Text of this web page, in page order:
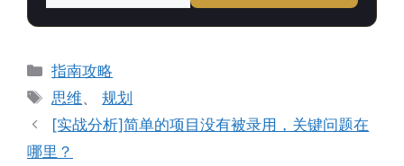
分
类
指南攻略
标
签
思维、规划
[实战分析]简单的项目没有被录用，关键问题在
哪里？